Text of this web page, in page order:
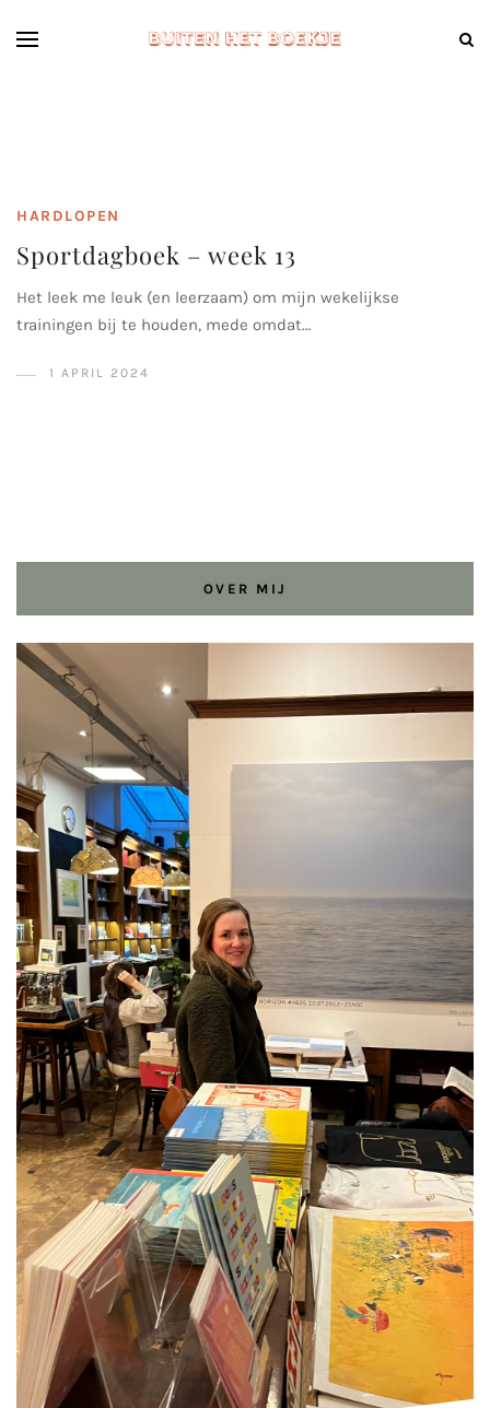
HARDLOPEN
Sportdagboek – week 13
Het leek me leuk (en leerzaam) om mijn wekelijkse
trainingen bij te houden, mede omdat…
1 APRIL 2024
OVER MIJ